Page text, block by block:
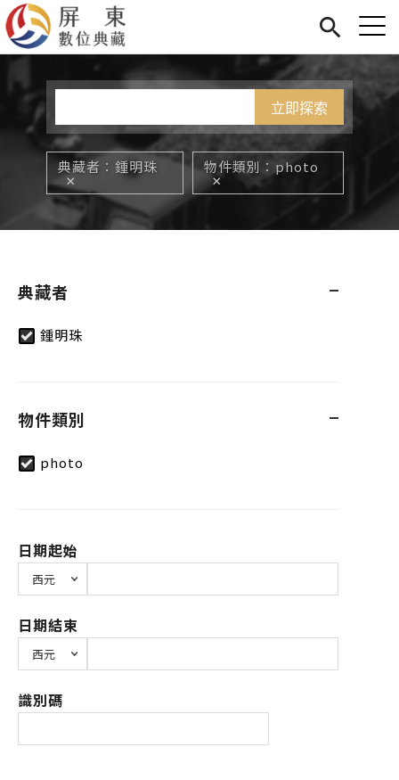
展覽
關於我們
Jump to Main content
您在這裡
典藏者 鍾明珠 物件類別 photo
典藏者
鍾明珠
物件類別
photo
日期起始
日期結束
識別碼